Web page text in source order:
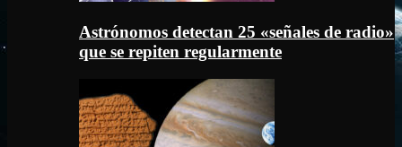
Astrónomos detectan 25 «señales de radio»
que se repiten regularmente